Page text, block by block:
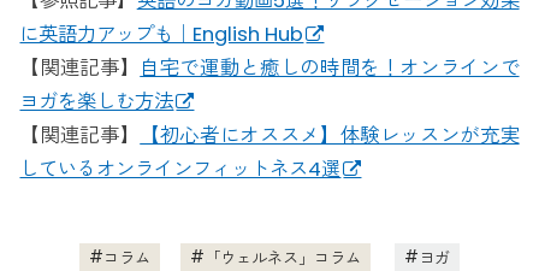
に英語力アップも｜English Hub
【関連記事】
自宅で運動と癒しの時間を！オンラインで
ヨガを楽しむ方法
【関連記事】
【初心者にオススメ】体験レッスンが充実
しているオンラインフィットネス4選
コラム 「ウェルネス」コラム
ヨガ